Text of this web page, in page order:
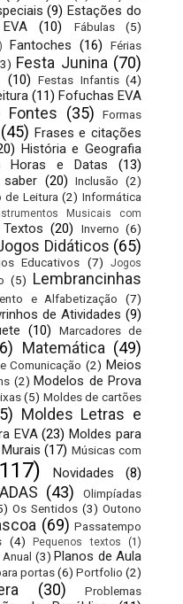
(9) Estações do
EVA (10) Fábulas (5)
Fantoches (16)
Férias
Festa Junina (70)
(10) Festas Infantis (4)
(11) Fofuchas EVA
Fontes (35)
Formas
(45) Frases e citações
História e Geografia
Horas e Datas
(13)
(20) Inclusão (2)
de Leitura (2) Informática
Musicais com
(20) Inverno (6)
Didáticos (65)
Educativos (7)
Jogos
(5) Lembrancinhas
e Alfabetização
(7)
de Atividades (9)
(10)
Marcadores de
Matemática (49)
Comunicação (2) Meios
(2) Modelos de Prova
(5) Moldes de cartões
Moldes Letras e
EVA (23) Moldes para
Murais (17) Músicas com
Novidades (8)
(43)
Olimpíadas
Os Sentidos (3) Outono
(69) Passatempo
(4) Pequenos textos (1)
(3) Planos de Aula
portas(6) Portfolio (2)
(30)
Problemas